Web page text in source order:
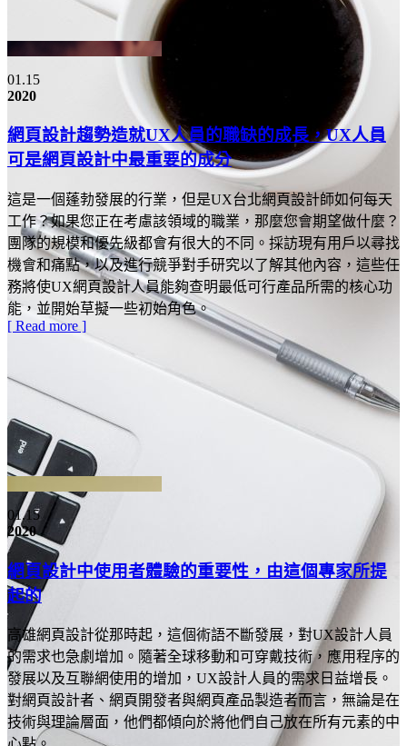
01.15
2020
網頁設計趨勢造就UX人員的職缺的成長，UX人員
可是網頁設計中最重要的成分
這是一個蓬勃發展的行業，但是UX台北網頁設計師如何每天
工作？如果您正在考慮該領域的職業，那麼您會期望做什麼？
團隊的規模和優先級都會有很大的不同。採訪現有用戶以尋找
機會和痛點，以及進行競爭對手研究以了解其他內容，這些任
務將使UX網頁設計人員能夠查明最低可行產品所需的核心功
能，並開始草擬一些初始角色。
[ Read more ]
01.15
2020
網頁設計中使用者體驗的重要性，由這個專家所提
起的
高雄網頁設計從那時起，這個術語不斷發展，對UX設計人員
的需求也急劇增加。隨著全球移動和可穿戴技術，應用程序的
發展以及互聯網使用的增加，UX設計人員的需求日益增長。
對網頁設計者、網頁開發者與網頁產品製造者而言，無論是在
技術與理論層面，他們都傾向於將他們自己放在所有元素的中